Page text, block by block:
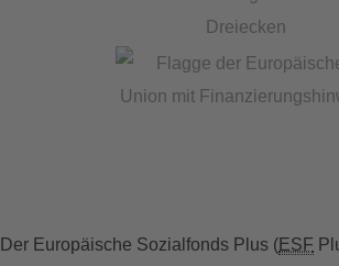
Der Europäische Sozialfonds Plus (ESF